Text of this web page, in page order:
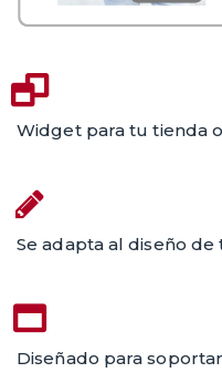
Widget para tu tienda
Se adapta al diseño de
Diseñado para